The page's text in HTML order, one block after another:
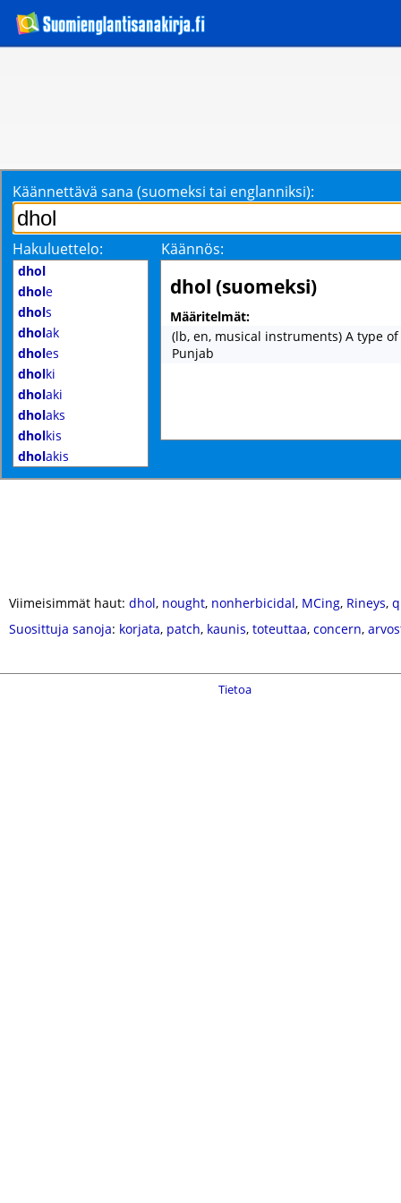
Käännettävä sana (suomeksi tai englanniksi):
Hakuluettelo: Käännös:
dhol
dhole
dhols
dholak
dholes
dholki
dholaki
dholaks
dholkis
dholakis
dhol (suomeksi)
Määritelmät:
(lb, en, musical instruments) A type
Punjab
Viimeisimmät haut: dhol, nought, nonherbicidal, MCing, Rineys,
Suosittuja sanoja: korjata, patch, kaunis, toteuttaa, concern,
Tietoa